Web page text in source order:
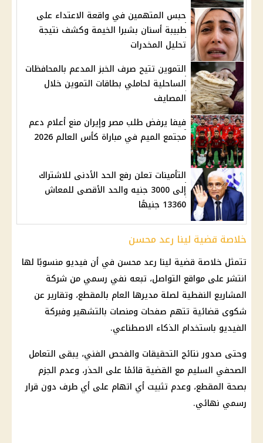
حبس المتهمين في واقعة الاعتداء على
طبيبة أسنان بشبرا الخيمة وكشف نتيجة
تحليل المخدرات
التموين تتيح صرف الخبز المدعم بالمحافظات
الساحلية لحاملي بطاقات التموين خلال
المصايف
فيفا يرفض طلب مصر وإيران منع أعلام دعم
مجتمع الميم في مباراة كأس العالم 2026
التأمينات تعلن رفع الحد الأدنى للاشتراك
إلى 3000 جنيه والحد الأقصى للمعاش
13360 جنيهًا
خلاصة قضية لينا رعد محسن
تتمثل خلاصة قضية لينا رعد محسن في أن فيديو منسوبًا لها
انتشر على مواقع التواصل، تبعه نفي رسمي من شركة
المشاريع النفطية لصلة مديرها العام بالمقطع، وتقارير عن
شكوى قضائية تتهم صفحات ومنصات بالتشهير وفبركة
الفيديو باستخدام الذكاء الاصطناعي.
وحتى صدور نتائج التحقيقات والفحص الفني، يبقى التعامل
الصحفي السليم مع القضية قائمًا على الحذر، وعدم الجزم
بصحة المقطع، وعدم تثبيت أي اتهام على أي طرف دون قرار
رسمي نهائي.